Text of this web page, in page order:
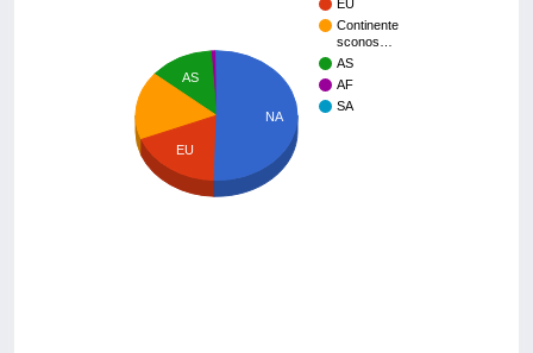
EU
Continente
sconos…
AS
AF
SA
AS
EU
NA